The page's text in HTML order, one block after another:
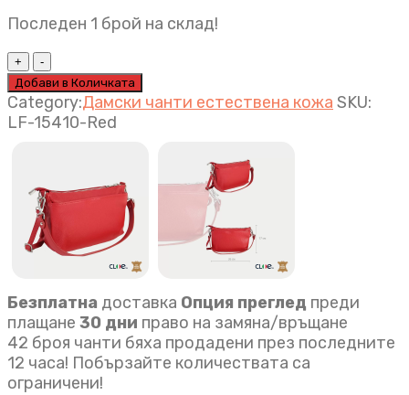
Последен 1 брой на склад!
Дамска
чанта
Teresa
червено
Добави в Количката
Category:Дамски чанти естествена кожа SKU:
LF-15410-Red
Безплатна доставка Опция преглед преди
плащане 30 дни право на замяна/връщане
42 броя чанти бяха продадени през последните
12 часа! Побързайте количествата са
ограничени!